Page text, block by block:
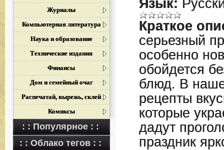
Журналы
Компьютерная литература
Наука и образование
Технические издания
Финансы
Дом и семейный очаг
Распечатай, вырежь, склей
Комиксы
: : Популярное : :
: : Облако тегов : :
Язык:
Краткое
серьезный
особенно
обойдется
блюд. В
рецепты
которые
дадут
праздник